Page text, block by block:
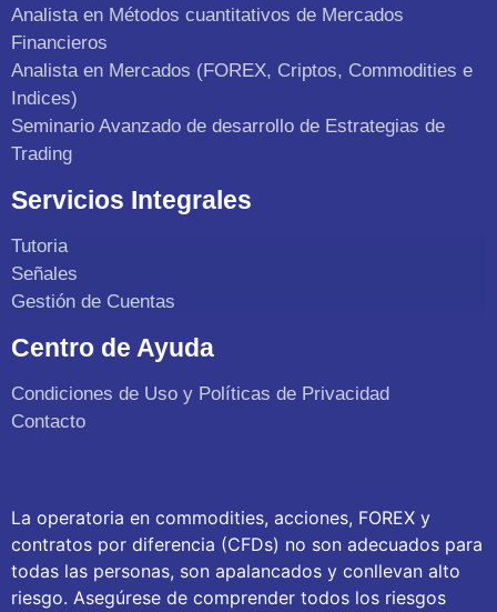
Analista en Métodos cuantitativos de Mercados
Financieros
Analista en Mercados (FOREX, Criptos, Commodities e
Indices)
Seminario Avanzado de desarrollo de Estrategias de
Trading
Servicios Integrales
Tutoria
Señales
Gestión de Cuentas
Centro de Ayuda
Condiciones de Uso y Políticas de Privacidad
Contacto
La operatoria en commodities, acciones, FOREX y
contratos por diferencia (CFDs) no son adecuados para
todas las personas, son apalancados y conllevan alto
riesgo. Asegúrese de comprender todos los riesgos